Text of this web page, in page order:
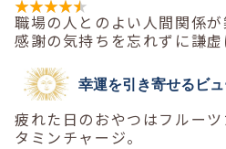
職場の人とのよい人間関係が
感謝の気持ちを忘れずに謙虚
幸運を引き寄せるビ
疲れた日のおやつはフルー
タミンチャージ。